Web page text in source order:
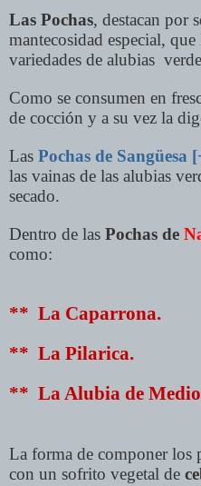
Las Pochas, destacan por
mantecosidad especial,
variedades de alubias
Como se consumen en
de cocción y a su vez la
Las Pochas de Sangüesa
las vainas de las alubias
secado.
Dentro de las Pochas de
como:
** La Caparrona.
** La Pilarica.
** La Alubia de
La forma de componer los
con un sofrito vegetal de